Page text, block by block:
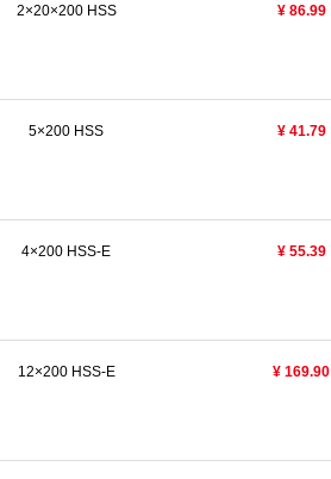
2×20×200 HSS ¥ 86.99
5×200 HSS ¥ 41.79
4×200 HSS-E ¥ 55.39
12×200 HSS-E ¥ 169.90